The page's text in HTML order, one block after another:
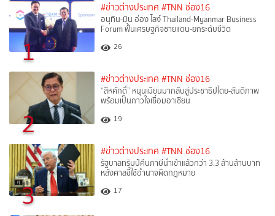
1
#ข่าวต่างประเทศ #TNN ช่อง16
อนุทิน-มิน อ่อง ไลง์ Thailand-Myanmar Business
Forum ฟื้นเศรษฐกิจชายแดน-ยกระดับชีวิต
26
2
#ข่าวต่างประเทศ #TNN ช่อง16
“สีหศักดิ์”​ หนุนเมียนมากลับสู่ประชาธิปไตย-สันติภาพ
พร้อมเป็นกาวใจเชื่อมอาเซียน
19
3
#ข่าวต่างประเทศ #TNN ช่อง16
รัฐบาลทรัมป์คืนภาษีนำเข้าแล้วกว่า 3.3 ล้านล้านบาท
หลังศาลชี้ใช้อำนาจผิดกฎหมาย
17